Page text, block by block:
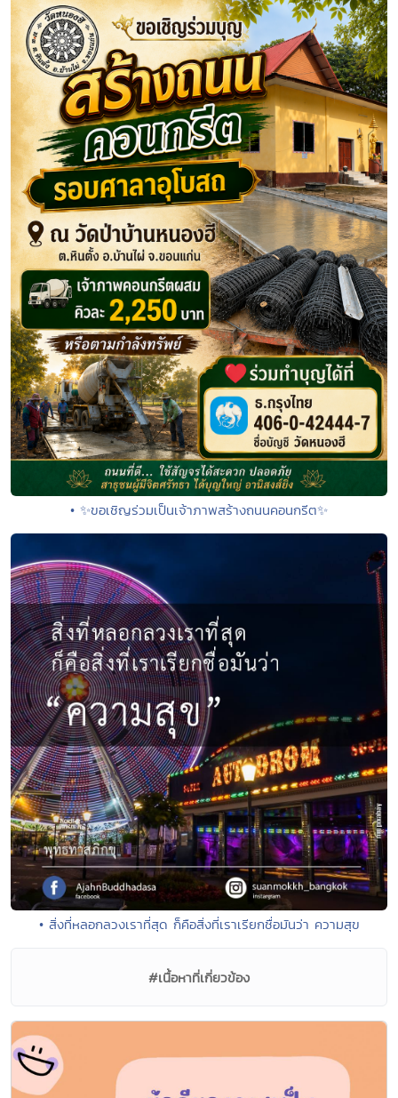
• ✨ขอเชิญร่วมเป็นเจ้าภาพสร้างถนนคอนกรีต✨
• สิ่งที่หลอกลวงเราที่สุด ก็คือสิ่งที่เราเรียกชื่อมันว่า ความสุข
#เนื้อหาที่เกี่ยวข้อง